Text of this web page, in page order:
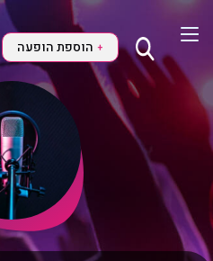
+ הוספת הופעה